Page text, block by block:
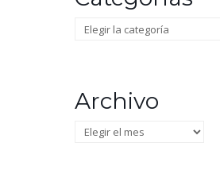
Categorías
Archivo
Archivo